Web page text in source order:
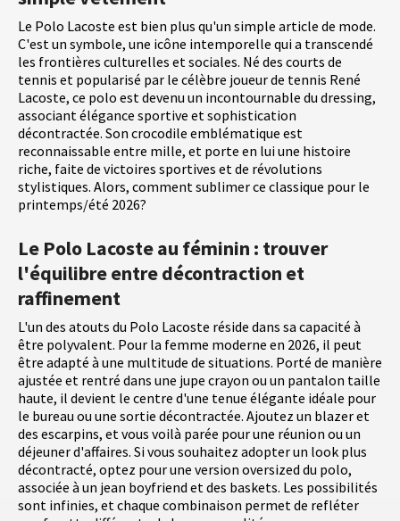
Le Polo Lacoste est bien plus qu'un simple article de mode.
C'est un symbole, une icône intemporelle qui a transcendé
les frontières culturelles et sociales. Né des courts de
tennis et popularisé par le célèbre joueur de tennis René
Lacoste, ce polo est devenu un incontournable du dressing,
associant élégance sportive et sophistication
décontractée. Son crocodile emblématique est
reconnaissable entre mille, et porte en lui une histoire
riche, faite de victoires sportives et de révolutions
stylistiques. Alors, comment sublimer ce classique pour le
printemps/été 2026?
Le Polo Lacoste au féminin : trouver
l'équilibre entre décontraction et
raffinement
L'un des atouts du Polo Lacoste réside dans sa capacité à
être polyvalent. Pour la femme moderne en 2026, il peut
être adapté à une multitude de situations. Porté de manière
ajustée et rentré dans une jupe crayon ou un pantalon taille
haute, il devient le centre d'une tenue élégante idéale pour
le bureau ou une sortie décontractée. Ajoutez un blazer et
des escarpins, et vous voilà parée pour une réunion ou un
déjeuner d'affaires. Si vous souhaitez adopter un look plus
décontracté, optez pour une version oversized du polo,
associée à un jean boyfriend et des baskets. Les possibilités
sont infinies, et chaque combinaison permet de refléter